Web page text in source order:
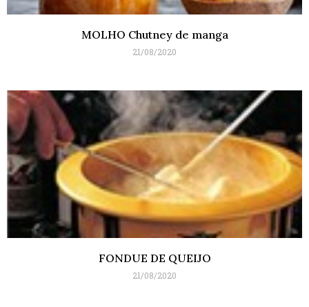
MOLHO Chutney de manga
21/08/2020
FONDUE DE QUEIJO
21/08/2020